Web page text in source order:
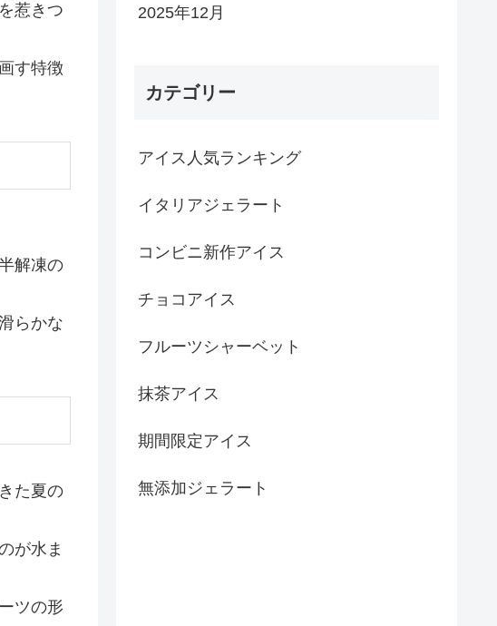
惹きつ
す特徴
解凍の
らかな
た夏の
が水ま
ツの形
2025年12月
カテゴリー
アイス人気ランキング
イタリアジェラート
コンビニ新作アイス
チョコアイス
フルーツシャーベット
抹茶アイス
期間限定アイス
無添加ジェラート